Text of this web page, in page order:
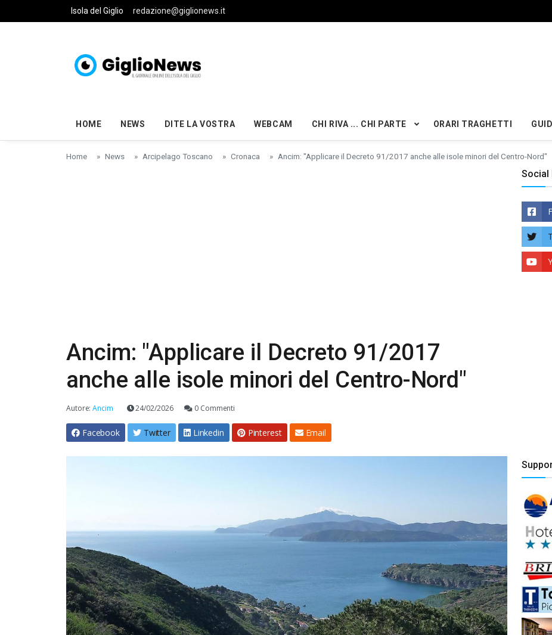
Skip to main content
Isola del Giglio redazione@giglionews.it
HOME NEWS DITE LA VOSTRA WEBCAM CHI RIVA ... CHI PARTE ORARI TRAGHETTI
Home News Arcipelago Toscano Cronaca Ancim: "Applicare il Decreto 91/2017 anche alle isole minori del Centro-Nord"
Ancim: "Applicare il Decreto 91/2017
anche alle isole minori del Centro-Nord"
Autore:Ancim 24/02/2026 0 Commenti
Facebook Twitter Linkedin Pinterest Email
Social